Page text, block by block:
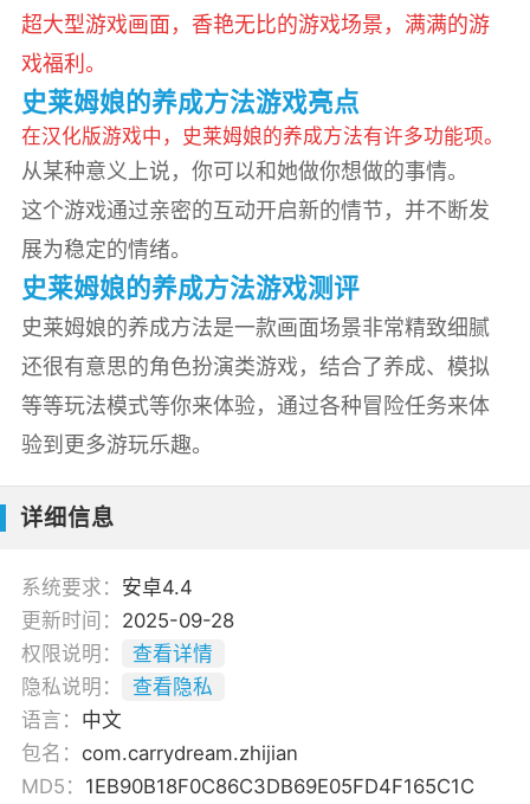
超大型游戏画面，香艳无比的游戏场景，满满的游
戏福利。
史莱姆娘的养成方法游戏亮点
在汉化版游戏中，史莱姆娘的养成方法有许多功能项。
从某种意义上说，你可以和她做你想做的事情。
这个游戏通过亲密的互动开启新的情节，并不断发
展为稳定的情绪。
史莱姆娘的养成方法游戏测评
史莱姆娘的养成方法是一款画面场景非常精致细腻
还很有意思的角色扮演类游戏，结合了养成、模拟
等等玩法模式等你来体验，通过各种冒险任务来体
验到更多游玩乐趣。
详细信息
系统要求： 安卓4.4
更新时间： 2025-09-28
权限说明：
查看详情
隐私说明：
查看隐私
语言： 中文
包名： com.carrydream.zhijian
MD5： 1EB90B18F0C86C3DB69E05FD4F165C1C